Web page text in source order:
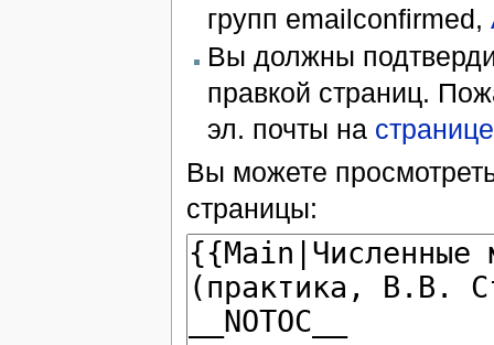
групп emailconfirmed,
Вы должны
правкой страниц.
эл. почты на
Вы можете
страницы: